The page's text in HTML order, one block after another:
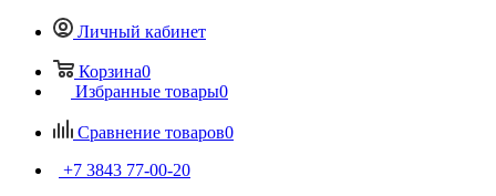
Личный кабинет
Корзина0
Избранные товары0
Сравнение товаров0
+7 3843 77-00-20